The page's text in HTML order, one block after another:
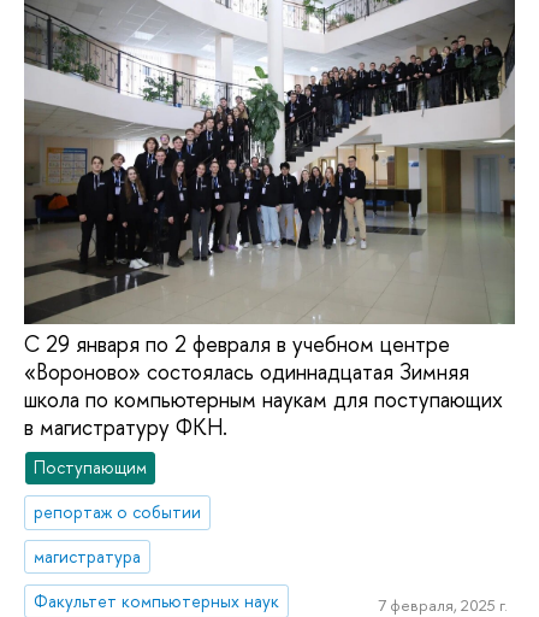
С 29 января по 2 февраля в учебном центре
«Вороново» состоялась одиннадцатая Зимняя
школа по компьютерным наукам для поступающих
в магистратуру ФКН.
Поступающим
репортаж о событии
магистратура
Факультет компьютерных наук
7 февраля, 2025 г.